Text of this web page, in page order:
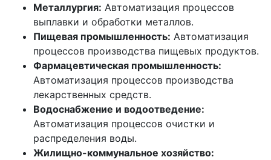
Металлургия: Автоматизация процессов
выплавки и обработки металлов.
Пищевая промышленность: Автоматизация
процессов производства пищевых продуктов.
Фармацевтическая промышленность:
Автоматизация процессов производства
лекарственных средств.
Водоснабжение и водоотведение:
Автоматизация процессов очистки и
распределения воды.
Жилищно-коммунальное хозяйство: